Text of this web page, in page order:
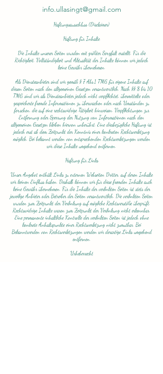
info.ullasingt@gmail.com
Haftungsausschluss (Disclaimer)
Haftung für Inhalte
Die Inhalte unserer Seiten wurden mit größter Sorgfalt erstellt. Für die
Richtigkeit, Vollständigkeit und Aktualität der Inhalte können wir jedoch
keine Gewähr übernehmen.
Als Diensteanbieter sind wir gemäß § 7 Abs.1 TMG für eigene Inhalte auf
diesen Seiten nach den allgemeinen Gesetzen verantwortlich. Nach §§ 8 bis 10
TMG sind wir als Diensteanbieter jedoch nicht verpflichtet, übermittelte oder
gespeicherte fremde Informationen zu überwachen oder nach Umständen zu
forschen, die auf eine rechtswidrige Tätigkeit hinweisen. Verpflichtungen zur
Entfernung oder Sperrung der Nutzung von Informationen nach den
allgemeinen Gesetzen bleiben hiervon unberührt. Eine diesbezügliche Haftung ist
jedoch erst ab dem Zeitpunkt der Kenntnis einer konkreten Rechtsverletzung
möglich. Bei bekannt werden von entsprechenden Rechtsverletzungen werden
wir diese Inhalte umgehend entfernen.
Haftung für Links
Unser Angebot enthält Links zu externen Webseiten Dritter, auf deren Inhalte
wir keinen Einfluss haben. Deshalb können wir für diese fremden Inhalte auch
keine Gewähr übernehmen. Für die Inhalte der verlinkten Seiten ist stets der
jeweilige Anbieter oder Betreiber der Seiten verantwortlich. Die verlinkten Seiten
wurden zum Zeitpunkt der Verlinkung auf mögliche Rechtsverstöße überprüft.
Rechtswidrige Inhalte waren zum Zeitpunkt der Verlinkung nicht erkennbar.
Eine permanente inhaltliche Kontrolle der verlinkten Seiten ist jedoch ohne
konkrete Anhaltspunkte einer Rechtsverletzung nicht zumutbar. Bei
Bekanntwerden von Rechtsverletzungen werden wir derartige Links umgehend
entfernen.
Urheberrecht